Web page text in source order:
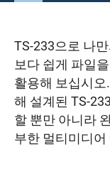
TS-233으로 나
보다 쉽게 파일
활용해 보십시오
해 설계된 TS-
할 뿐만 아니라
부한 멀티미디